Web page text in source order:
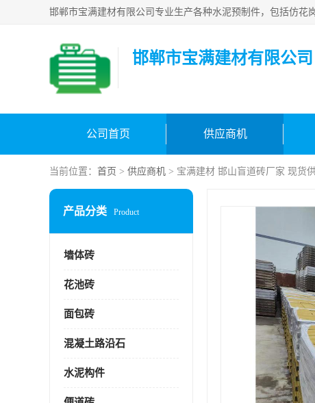
邯郸市宝满建材有限公司
公司首页 供应商机
当前位置： 首页 > 供应商机 > 宝满建材 邯山盲道砖厂家 现货
产品分类 Product
墙体砖
花池砖
面包砖
混凝土路沿石
水泥构件